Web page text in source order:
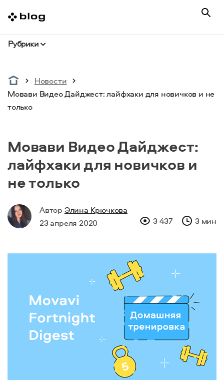
Рубрики
Новости
Мовави Видео Дайджест: лайфхаки для новичков и не
только
Мовави Видео Дайджест:
лайфхаки для новичков и
не только
Автор Элина Крючкова
23 апреля 2020
3 437 3 мин